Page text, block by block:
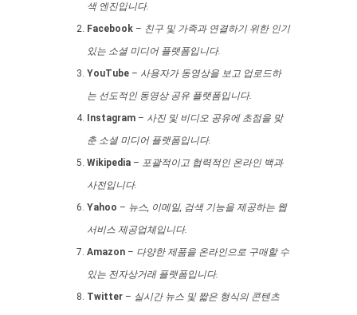
색 엔진입니다.
Facebook – 친구 및 가족과 연결하기 위한 인기
있는 소셜 미디어 플랫폼입니다.
YouTube – 사용자가 동영상을 보고 업로드하
는 선도적인 동영상 공유 플랫폼입니다.
Instagram – 사진 및 비디오 공유에 초점을 맞
춘 소셜 미디어 플랫폼입니다.
Wikipedia – 포괄적이고 협력적인 온라인 백과
사전입니다.
Yahoo – 뉴스, 이메일, 검색 기능을 제공하는 웹
서비스 제공업체입니다.
Amazon – 다양한 제품을 온라인으로 구매할 수
있는 전자상거래 플랫폼입니다.
Twitter – 실시간 뉴스 및 짧은 형식의 콘텐츠